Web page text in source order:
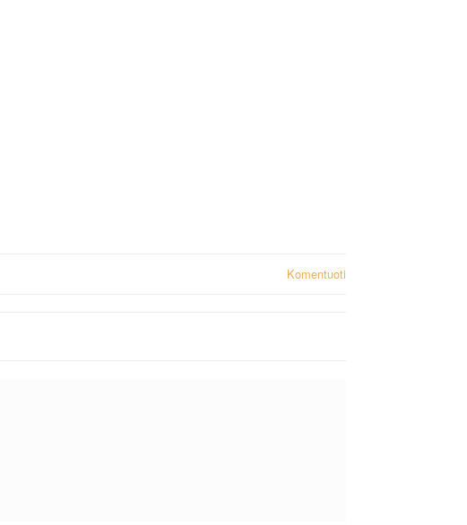
Komentuoti